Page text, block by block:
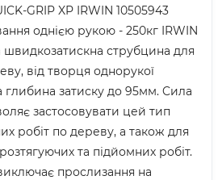
GRIP XP IRWIN 10505943
однією рукою - 250кг IRWIN
струбцина для
від творця однорукої
затиску до 95мм. Cила
застосовувати цей тип
робіт по дереву, а також для
та підйомних робіт.
прослизання на